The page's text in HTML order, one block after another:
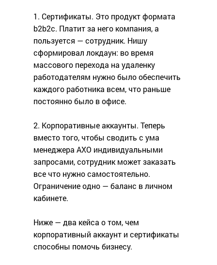
1. Сертификаты. Это продукт формата
b2b2c. Платит за него компания, а
пользуется — сотрудник. Нишу
сформировал локдаун: во время
массового перехода на удаленку
работодателям нужно было обеспечить
каждого работника всем, что раньше
постоянно было в офисе.
2. Корпоративные аккаунты. Теперь
вместо того, чтобы сводить с ума
менеджера АХО индивидуальными
запросами, сотрудник может заказать
все что нужно самостоятельно.
Ограничение одно — баланс в личном
кабинете.
Ниже — два кейса о том, чем
корпоративный аккаунт и сертификаты
способны помочь бизнесу.